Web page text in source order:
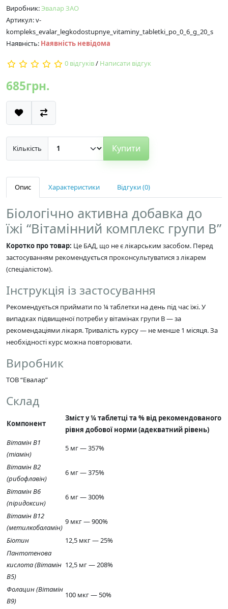
Виробник:Эвалар ЗАО
Артикул: v-
kompleks_evalar_legkodostupnye_vitaminy_tabletki_po_0_6_g_20_s
Наявність: Наявність невідома
0 відгуків/ Написати відгук
685грн.
Кількість Купити
Опис Характеристики Відгуки (0)
Біологічно активна добавка до
їжі “Вітамінний комплекс групи В”
Коротко про товар: Це БАД, що не є лікарським засобом. Перед
застосуванням рекомендується проконсультуватися з лікарем
(спеціалістом).
Інструкція із застосування
Рекомендується приймати по ¼ таблетки на день під час їжі. У
випадках підвищеної потреби у вітамінах групи В — за
рекомендаціями лікаря. Тривалість курсу — не менше 1 місяця. За
необхідності курс можна повторювати.
Виробник
ТОВ “Евалар”
Склад
Компонент
Зміст у ¼ таблетці та % від рекомендованого
рівня добової норми (адекватний рівень)
Вітамін В1
(тіамін)
5 мг — 357%
Вітамін В2
(рибофлавін)
6 мг — 375%
Вітамін В6
(піридоксин)
6 мг — 300%
Вітамін В12
(метилкобаламін)
9 мкг — 900%
Біотин
12,5 мкг — 25%
Пантотенова
кислота (Вітамін
В5)
12,5 мг — 208%
Фолацин (Вітамін
В9)
100 мкг — 50%